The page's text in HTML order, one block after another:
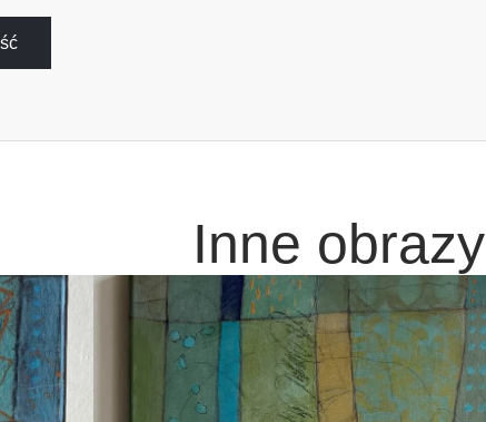
Inne obrazy